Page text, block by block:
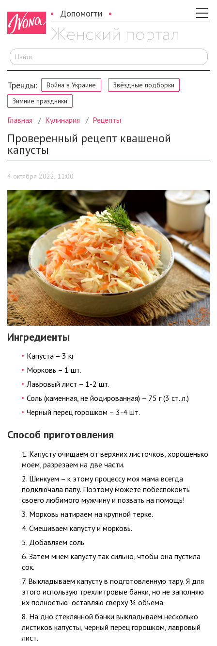
Допомогти
Тренды: Война в Украине
Звёздные подборки
Зимние праздники
Главная Кулинария Рецепты
Проверенный рецепт квашеной
капусты
4 октября 2022, 11:00
Ингредиенты
Капуста – 3 кг
Морковь – 1 шт.
Лавровый лист – 1-2 шт.
Соль (каменная, не йодированная) – 75 г (3 ст. л.)
Черный перец горошком – 3-4 шт.
Способ приготовления
Капусту очищаем от верхних листочков, хорошенько
моем, разрезаем на две части.
Шинкуем – к этому процессу моя мама всегда
подключала папу. Поэтому можете побеспокоить
своего любимого мужчину и позвать на помощь!
Морковь натираем на крупной терке.
Смешиваем капусту и морковь.
Добавляем соль.
Затем мнем капусту так сильно, чтобы она пустила
сок.
Выкладываем капусту в подготовленную тару. Я для
этого использую трехлитровые банки, но не заполняю
их полностью: оставляю сверху ¼ объема.
На дно стеклянной банки выкладываем несколько
листиков капусты, черный перец горошком, лавровый
лист.